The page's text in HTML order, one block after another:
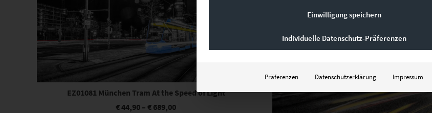
EZ01081 München Tram At the Speed of Light
€44,90 –€ 689,00
Einwilligung speichern
Individuelle Datenschutz-Präferenzen
Präferenzen Datenschutzerklärung Impressum